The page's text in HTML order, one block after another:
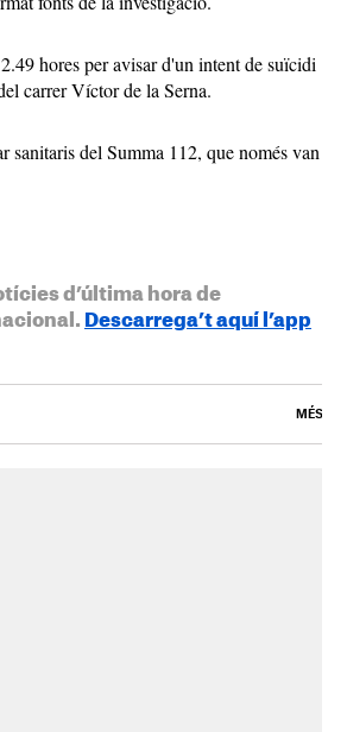
hores per avisar d'un intent de suïcidi
carrer Víctor de la Serna.
sanitaris del Summa 112, que només van
d’última hora de
Descarrega’t aquí l’app
MÉS